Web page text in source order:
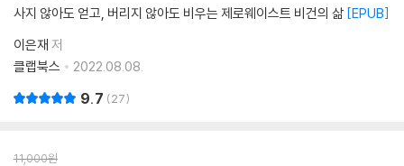
사지 않아도 얻고, 버리지 않아도 비우는 제로웨이스트 비건의 삶 EPUB
이은재 저
클랩북스
2022.08.08.
9.7 27
11,000원